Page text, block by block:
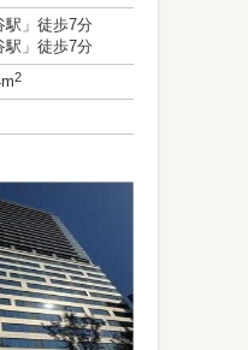
駅」徒歩7分
駅」徒歩7分
2